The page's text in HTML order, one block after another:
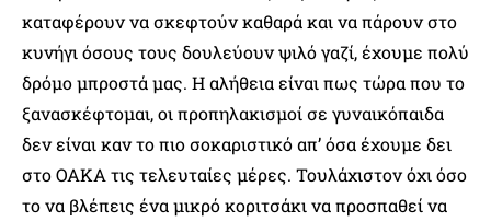
καταφέρουν να σκεφτούν καθαρά και να πάρουν στο
κυνήγι όσους τους δουλεύουν ψιλό γαζί, έχουμε πολύ
δρόμο μπροστά μας. Η αλήθεια είναι πως τώρα που το
ξανασκέφτομαι, οι προπηλακισμοί σε γυναικόπαιδα
δεν είναι καν το πιο σοκαριστικό απ’ όσα έχουμε δει
στο ΟΑΚΑ τις τελευταίες μέρες. Τουλάχιστον όχι όσο
το να βλέπεις ένα μικρό κοριτσάκι να προσπαθεί να